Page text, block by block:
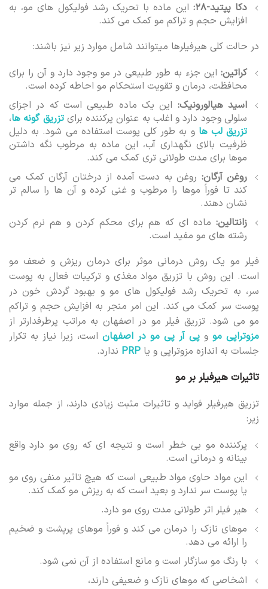
دکا پپتید-۲۸:
این ماده با تحریک رشد فولیکول های مو، به
افزایش حجم و تراکم مو کمک می کند.
در حالت کلی هیرفیلرها میتوانند شامل موارد زیر نیز باشند:
کراتین: این جزء به طور طبیعی در مو وجود دارد و آن را برای
محافظت، درمان و تقویت استحکام مو احاطه کرده است.
اسید هیالورونیک: این یک ماده طبیعی است که در اجزای
سلولی وجود دارد و اغلب به عنوان پرکننده برایتزریق گونه ها،
تزریق لب ها و به طور کلی پوست استفاده می شود. به دلیل
ظرفیت بالای نگهداری آب، این ماده به مرطوب نگه داشتن
موها برای مدت طولانی تری کمک می کند.
روغن آرگان: روغن به دست آمده از درختان آرگان کمک می
کند تا فوراً موها را مرطوب و غنی کرده و آن ها را سالم تر
نشان دهند.
زانتالین: ماده ای که هم برای محکم کردن و هم نرم کردن
رشته های مو مفید است.
فیلر مو یک روش درمانی موثر برای درمان ریزش و ضعف مو
است. این روش با تزریق مواد مغذی و ترکیبات فعال به پوست
سر، به تحریک رشد فولیکول های مو و بهبود گردش خون در
پوست سر کمک می کند. این امر منجر به افزایش حجم و تراکم
مو می شود. تزریق فیلر مو در اصفهان به مراتب پرطرفدارتر از
مزوتراپی مو و پی آر پی مو در اصفهان است، زیرا نیاز به تکرار
جلسات به اندازه مزوتراپی و یا PRP ندارد.
تاثیرات هیرفیلر بر مو
تزریق هیرفیلر فواید و تاثیرات مثبت زیادی دارند، از جمله موارد
زیر:
پرکننده مو بی خطر است و نتیجه ای که روی مو دارد واقع
بینانه و درمانی است.
این مواد حاوی مواد طبیعی است که هیچ تاثیر منفی روی مو
یا پوست سر ندارد و بعید است که به ریزش مو کمک کند.
هیر فیلر اثر طولانی مدت روی مو دارد.
موهای نازک را درمان می کند و فوراً موهای پرپشت و ضخیم
را ارائه می دهد.
با رنگ مو سازگار است و مانع استفاده از آن نمی شود.
اشخاصی که موهای نازک و ضعیفی دارند،